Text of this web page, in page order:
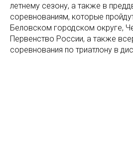
летнему сезону, а также в
соревнованиям, которые
Беловском городском округе,
Первенство России, а также
соревнования по триатлону в